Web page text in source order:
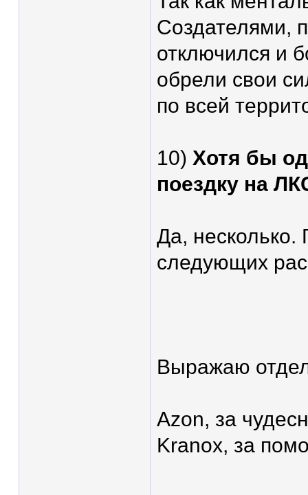
Создателями,
отключился и
обрели свои
по всей
10) Хотя бы
поездку на
Да,
следующих
Выражаю
Azon, за
Kranox, за